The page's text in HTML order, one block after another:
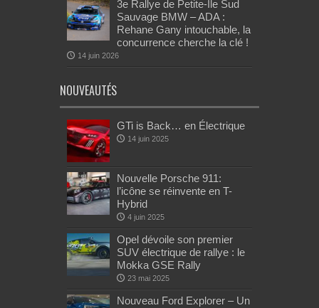
3e Rallye de Petite-Île Sud
Sauvage BMW – ADA :
Rehane Gany intouchable, la
concurrence cherche la clé !
14 juin 2026
NOUVEAUTÉS
GTi is Back… en Électrique
14 juin 2025
Nouvelle Porsche 911:
l’icône se réinvente en T-
Hybrid
4 juin 2025
Opel dévoile son premier
SUV électrique de rallye : le
Mokka GSE Rally
23 mai 2025
Nouveau Ford Explorer – Un